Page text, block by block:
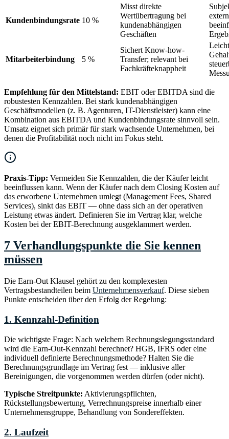
Kundenbindungsrate 10 %
Misst direkte
Wertübertragung bei
kundenabhängigen
Geschäften
Mitarbeiterbindung 5 %
Sichert Know-how-
Transfer; relevant bei
Fachkräfteknappheit
Empfehlung für den Mittelstand: EBIT oder EBITDA sind die
robustesten Kennzahlen. Bei stark kundenabhängigen
Geschäftsmodellen (z. B. Agenturen, IT-Dienstleister) kann eine
Kombination aus EBITDA und Kundenbindungsrate sinnvoll sein.
Umsatz eignet sich primär für stark wachsende Unternehmen, bei
denen die Profitabilität noch nicht im Fokus steht.
Praxis-Tipp: Vermeiden Sie Kennzahlen, die der Käufer leicht
beeinflussen kann. Wenn der Käufer nach dem Closing Kosten auf
das erworbene Unternehmen umlegt (Management Fees, Shared
Services), sinkt das EBIT — ohne dass sich an der operativen
Leistung etwas ändert. Definieren Sie im Vertrag klar, welche
Kosten bei der EBIT-Berechnung ausgeklammert werden.
7 Verhandlungspunkte die Sie kennen
müssen
Die Earn-Out Klausel gehört zu den komplexesten
Vertragsbestandteilen beim Unternehmensverkauf. Diese sieben
Punkte entscheiden über den Erfolg der Regelung:
1. Kennzahl-Definition
Die wichtigste Frage: Nach welchem Rechnungslegungsstandard
wird die Earn-Out-Kennzahl berechnet? HGB, IFRS oder eine
individuell definierte Berechnungsmethode? Halten Sie die
Berechnungsgrundlage im Vertrag fest — inklusive aller
Bereinigungen, die vorgenommen werden dürfen (oder nicht).
Typische Streitpunkte: Aktivierungspflichten,
Rückstellungsbewertung, Verrechnungspreise innerhalb einer
Unternehmensgruppe, Behandlung von Sondereffekten.
2. Laufzeit